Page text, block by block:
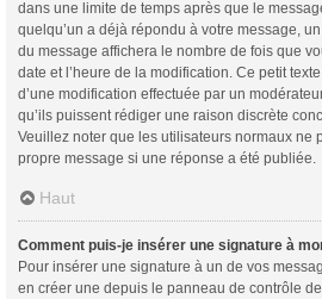
dans une limite de temps après que le
quelqu’un a déjà répondu à votre message,
du message affichera le nombre de fois que
date et l’heure de la modification. Ce petit texte
d’une modification effectuée par un
qu’ils puissent rédiger une raison discrète
Veuillez noter que les utilisateurs normaux ne
propre message si une réponse a été publiée.
Haut
Comment puis-je insérer une signature à
Pour insérer une signature à un de vos
en créer une depuis le panneau de contrôle de